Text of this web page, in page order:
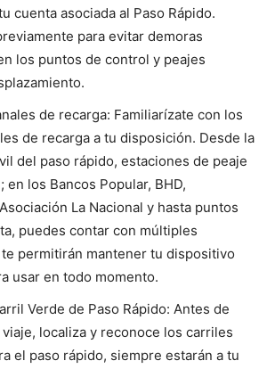
cuenta asociada al Paso Rápido.
para evitar demoras
los puntos de control y peajes
de recarga: Familiarízate con los
de recarga a tu disposición. Desde la
del paso rápido, estaciones de peaje
en los Bancos Popular, BHD,
La Nacional y hasta puntos
puedes contar con múltiples
permitirán mantener tu dispositivo
usar en todo momento.
Verde de Paso Rápido: Antes de
localiza y reconoce los carriles
el paso rápido, siempre estarán a tu